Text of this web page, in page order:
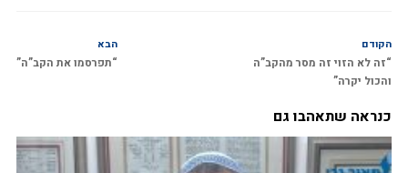
הקודם
“זה לא הזוי זה מסר מהקב”ה
והכול יקרה”
הבא
“תפרסמו את הקב”ה”
כנראה שתאהבו גם